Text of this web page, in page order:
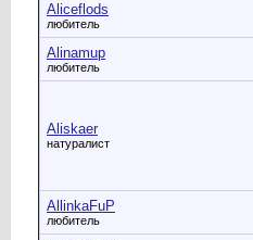
Aliceflods
любитель
Alinamup
любитель
Aliskaer
натуралист
AllinkaFuP
любитель